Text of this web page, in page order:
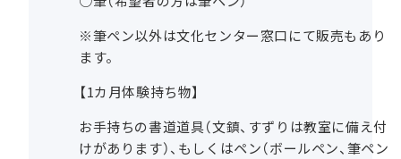
※筆ペン以外は文化センター窓口にて販売もあり
ます。
【1カ月体験持ち物】
お手持ちの書道道具（文鎮、すずりは教室に備え付
けがあります）、もしくはペン（ボールペン、筆ペン